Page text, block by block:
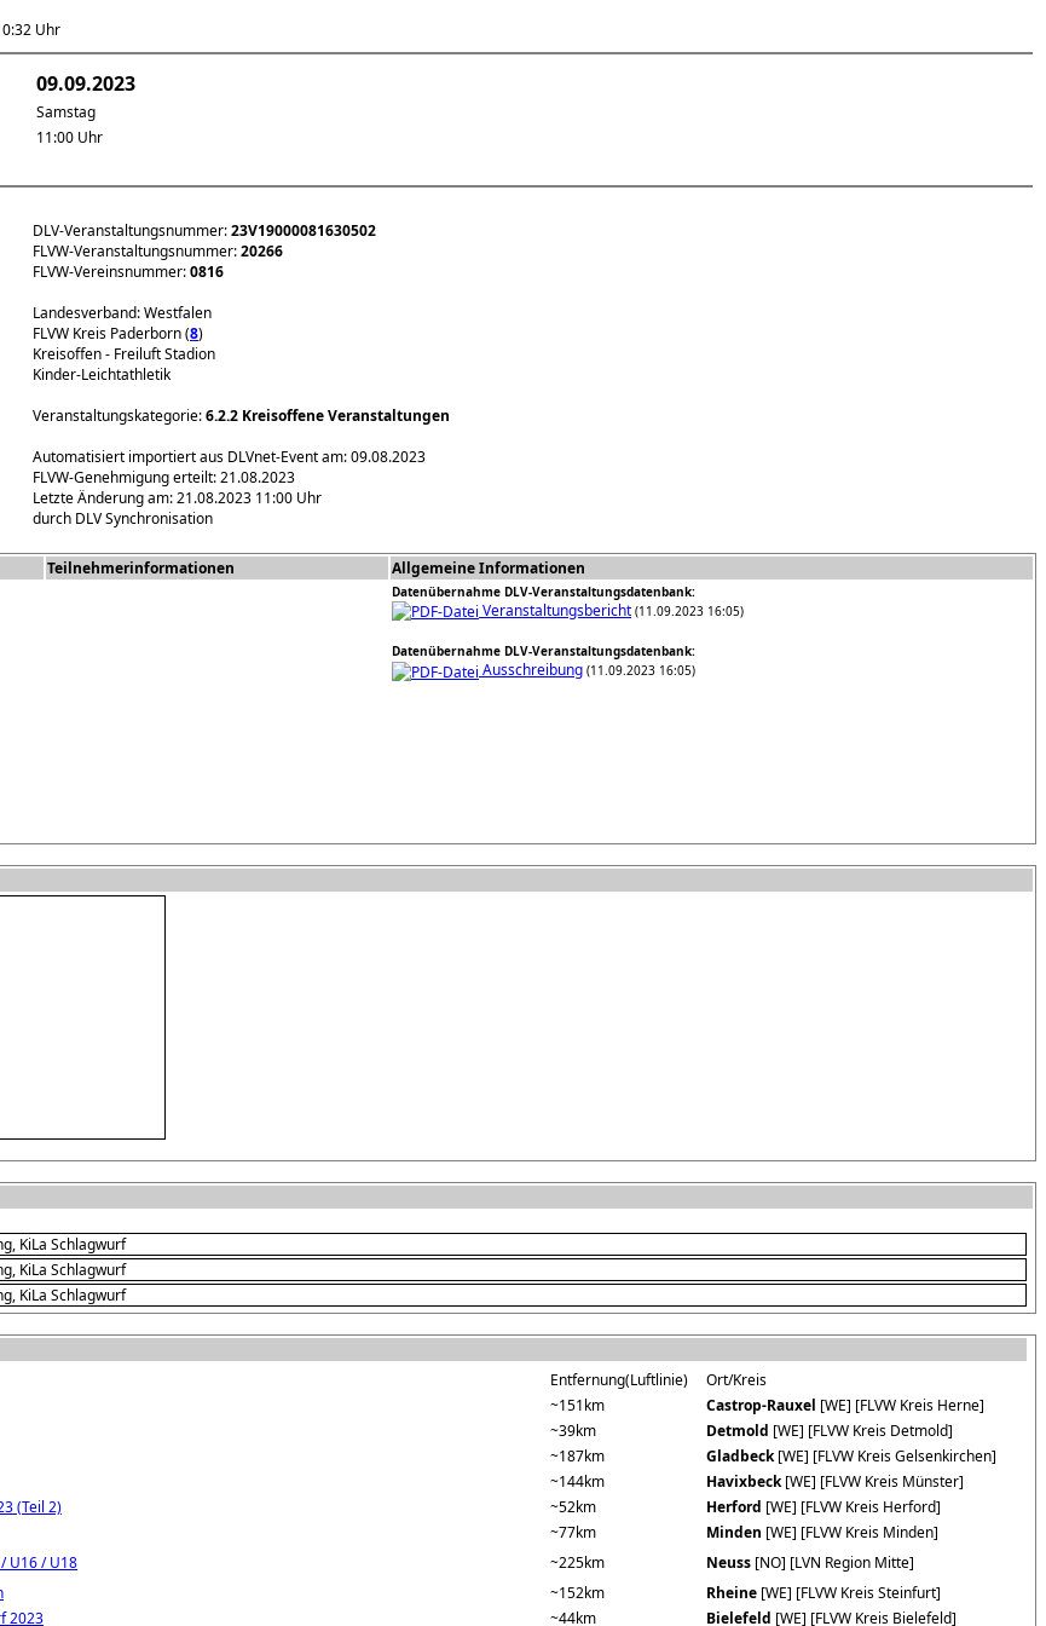
Uhr
09.09.2023
Samstag
11:00 Uhr
DLV-Veranstaltungsnummer:23V19000081630502
FLVW-Veranstaltungsnummer:20266
FLVW-Vereinsnummer:0816
Landesverband: Westfalen
FLVW Kreis Paderborn (8)
Kreisoffen - Freiluft Stadion
Kinder-Leichtathletik
Veranstaltungskategorie:6.2.2 Kreisoffene Veranstaltungen
Automatisiert importiert aus DLVnet-Event am: 09.08.2023
FLVW-Genehmigung erteilt: 21.08.2023
Letzte Änderung am: 21.08.2023 11:00 Uhr
durch DLV Synchronisation
Teilnehmerinformationen Allgemeine Informationen
Datenübernahme DLV-Veranstaltungsdatenbank:
Veranstaltungsbericht (11.09.2023 16:05)
Datenübernahme DLV-Veranstaltungsdatenbank:
Ausschreibung (11.09.2023 16:05)
KiLa Schlagwurf
KiLa Schlagwurf
KiLa Schlagwurf
Entfernung(Luftlinie)
Ort/Kreis
~151km Castrop-Rauxel [WE] [FLVW Kreis Herne]
~39km Detmold [WE] [FLVW Kreis Detmold]
~187km Gladbeck[WE] [FLVW Kreis Gelsenkirchen]
~144km Havixbeck[WE] [FLVW Kreis Münster]
(Teil 2) ~52km Herford [WE] [FLVW Kreis Herford]
~77km Minden [WE] [FLVW Kreis Minden]
U16 / U18 ~225km Neuss [NO] [LVN Region Mitte]
~152km Rheine [WE] [FLVW Kreis Steinfurt]
2023 ~44km Bielefeld [WE] [FLVW Kreis Bielefeld]